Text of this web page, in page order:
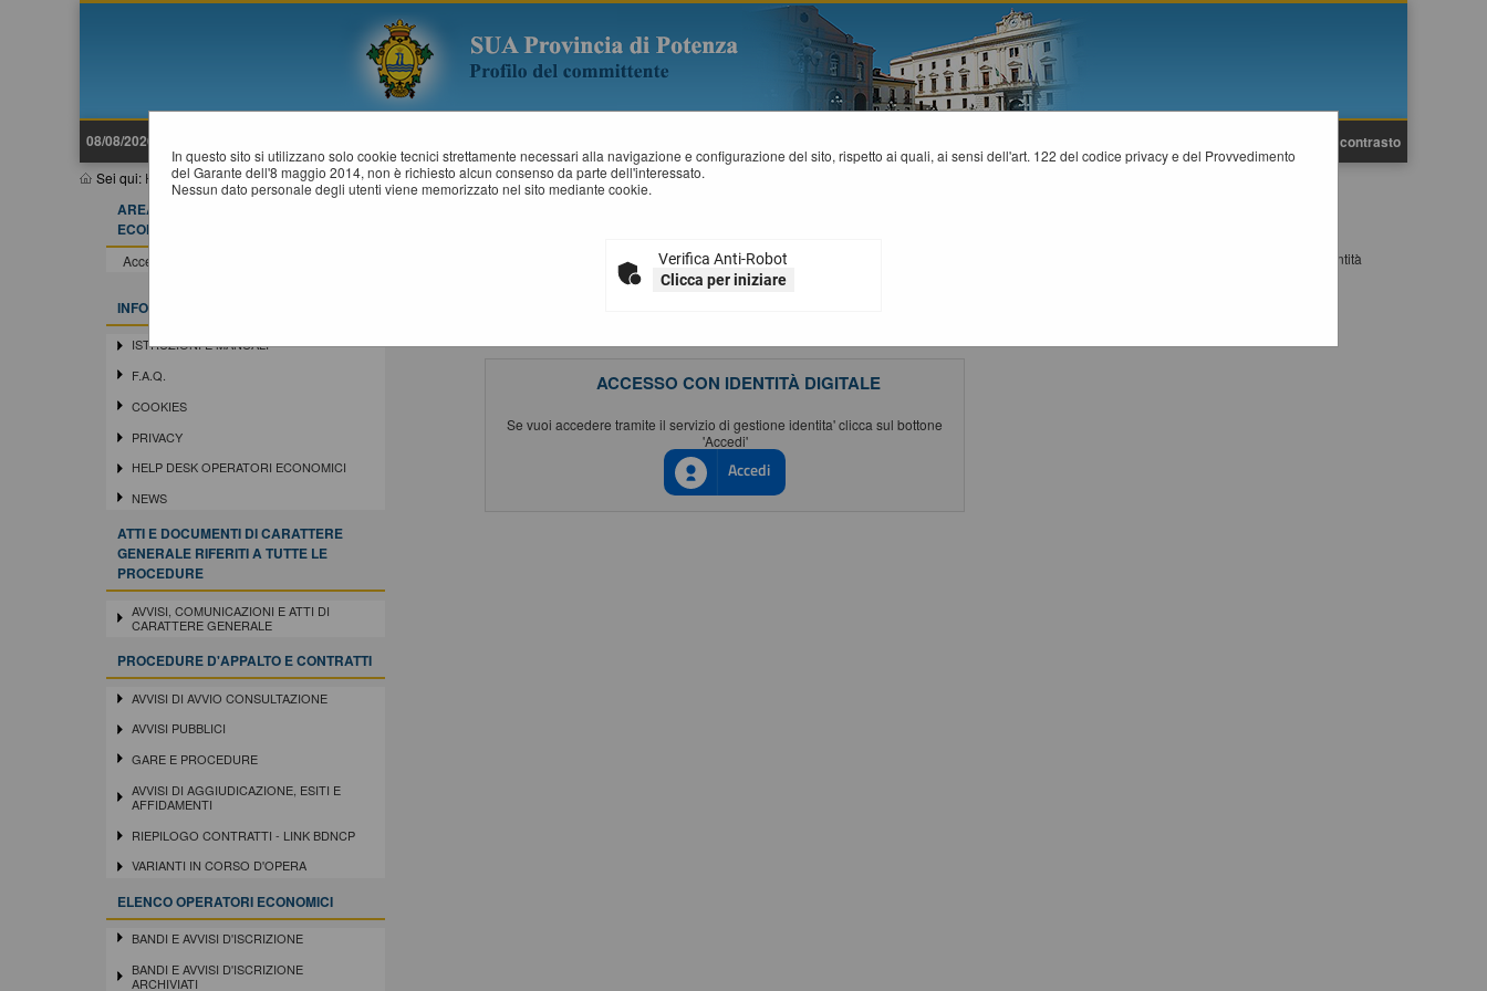
08/08/2026 14:48 Alto contrasto
Sei qui: Home
In questo sito si utilizzano solo cookie tecnici strettamente necessari alla navigazione e configurazione del sito, rispetto ai quali, ai sensi dell'art. 122 del codice privacy e del Provvedimento
del Garante dell'8 maggio 2014, non è richiesto alcun consenso da parte dell'interessato.
Nessun dato personale degli utenti viene memorizzato nel sito mediante cookie.
Verifica Anti-Robot
Clicca per iniziare
AREA RISERVATA OPERATORE
ECONOMICO
Accedi - Registrati
INFORMAZIONI
ISTRUZIONI E MANUALI
F.A.Q.
COOKIES
PRIVACY
HELP DESK OPERATORI ECONOMICI
NEWS
ATTI E DOCUMENTI DI CARATTERE
GENERALE RIFERITI A TUTTE LE
PROCEDURE
AVVISI, COMUNICAZIONI E ATTI DI
CARATTERE GENERALE
PROCEDURE D'APPALTO E CONTRATTI
AVVISI DI AVVIO CONSULTAZIONE
AVVISI PUBBLICI
GARE E PROCEDURE
AVVISI DI AGGIUDICAZIONE, ESITI E
AFFIDAMENTI
RIEPILOGO CONTRATTI - LINK BDNCP
VARIANTI IN CORSO D'OPERA
ELENCO OPERATORI ECONOMICI
BANDI E AVVISI D'ISCRIZIONE
BANDI E AVVISI D'ISCRIZIONE
ARCHIVIATI
1 Luglio 2026l'accesso alla piattaforma sarà possibile esclusivamente tramite SSO (Single-Sign ON), utilizzando un'identità
digitale SPID / CIE / EIDAS. Per maggiori informazioni si rimanda al manuale qui disponibile.
ACCESSO CON IDENTITÀ DIGITALE
Se vuoi accedere tramite il servizio di gestione identita' clicca sul bottone
'Accedi'
Accedi